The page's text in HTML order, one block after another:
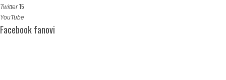
Twitter 15
YouTube
Facebook fanovi